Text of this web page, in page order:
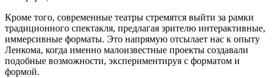
Кроме того, современные театры стремятся выйти за рамки
традиционного спектакля, предлагая зрителю интерактивные,
иммерсивные форматы. Это напрямую отсылает нас к опыту
Ленкома, когда именно малоизвестные проекты создавали
подобные возможности, экспериментируя с форматом и
формой.